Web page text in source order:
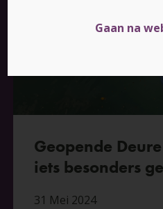
Geopende
iets besonders
31 Mei 2024
Gaan na